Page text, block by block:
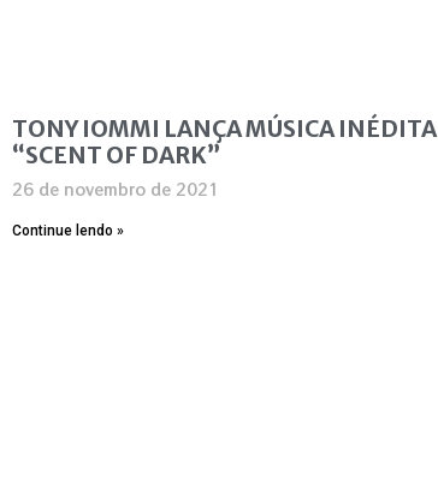
TONY IOMMI LANÇA MÚSICA INÉDITA
“SCENT OF DARK”
26 de novembro de 2021
Continue lendo »